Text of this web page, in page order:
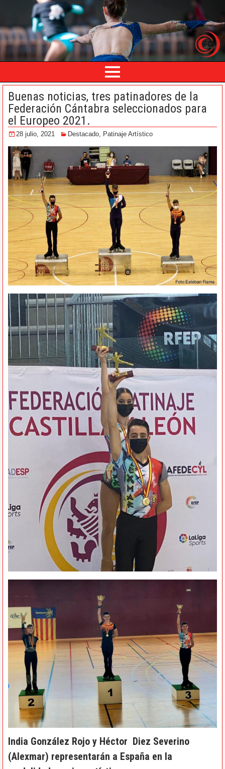
Buenas noticias, tres patinadores de la
Federación Cántabra seleccionados para
el Europeo 2021.
28 julio, 2021 Destacado Patinaje Artístico
India González Rojo y Héctor Diez Severino
(Alexmar) representarán a España en la